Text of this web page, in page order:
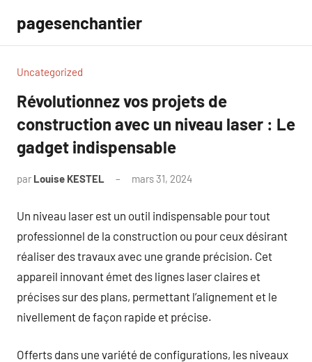
contenu
pagesenchantier
Uncategorized
Révolutionnez vos projets de
construction avec un niveau laser : Le
gadget indispensable
par Louise KESTEL mars 31, 2024
Un niveau laser est un outil indispensable pour tout
professionnel de la construction ou pour ceux désirant
réaliser des travaux avec une grande précision. Cet
appareil innovant émet des lignes laser claires et
précises sur des plans, permettant l’alignement et le
nivellement de façon rapide et précise.
Offerts dans une variété de configurations, les niveaux